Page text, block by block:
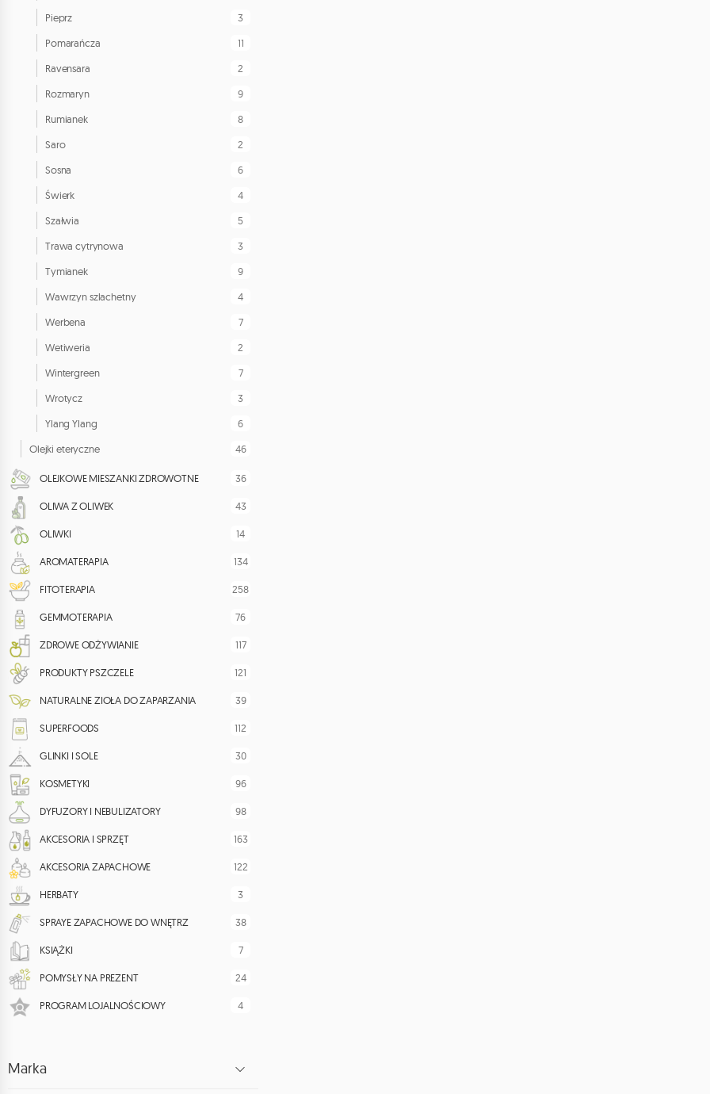
Pieprz 3
Pomarańcza 11
Ravensara 2
Rozmaryn 9
Rumianek 8
Saro 2
Sosna 6
Świerk 4
Szałwia 5
Trawa cytrynowa 3
Tymianek 9
Wawrzyn szlachetny 4
Werbena 7
Wetiweria 2
Wintergreen 7
Wrotycz 3
Ylang Ylang 6
Olejki eteryczne 46
OLEJKOWE MIESZANKI ZDROWOTNE 36
OLIWA Z OLIWEK 43
OLIWKI 14
AROMATERAPIA 134
FITOTERAPIA 258
GEMMOTERAPIA 76
ZDROWE ODŻYWIANIE 117
PRODUKTY PSZCZELE 121
NATURALNE ZIOŁA DO ZAPARZANIA 39
SUPERFOODS 112
GLINKI I SOLE 30
KOSMETYKI 96
DYFUZORY I NEBULIZATORY 98
AKCESORIA I SPRZĘT 163
AKCESORIA ZAPACHOWE 122
HERBATY 3
SPRAYE ZAPACHOWE DO WNĘTRZ 38
KSIĄŻKI 7
POMYSŁY NA PREZENT 24
PROGRAM LOJALNOŚCIOWY 4
Marka